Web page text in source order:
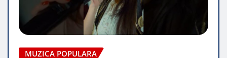
MUZICA POPULARA